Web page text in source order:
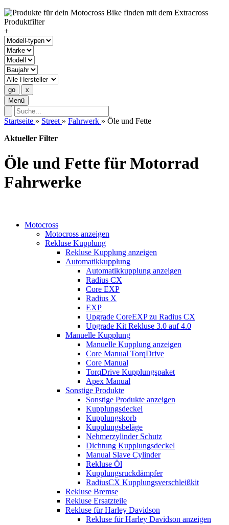
+
Menü
Startseite » Street » Fahrwerk » Öle und Fette
Aktueller Filter
Öle und Fette für Motorrad
Fahrwerke
Motocross
Motocross anzeigen
Rekluse Kupplung
Rekluse Kupplung anzeigen
Automatikkupplung
Automatikkupplung anzeigen
Radius CX
Core EXP
Radius X
EXP
Upgrade CoreEXP zu Radius CX
Upgrade Kit Rekluse 3.0 auf 4.0
Manuelle Kupplung
Manuelle Kupplung anzeigen
Core Manual TorqDrive
Core Manual
TorqDrive Kupplungspaket
Apex Manual
Sonstige Produkte
Sonstige Produkte anzeigen
Kupplungsdeckel
Kupplungskorb
Kupplungsbeläge
Nehmerzylinder Schutz
Dichtung Kupplungsdeckel
Manual Slave Cylinder
Rekluse Öl
Kupplungsruckdämpfer
RadiusCX Kupplungsverschleißkit
Rekluse Bremse
Rekluse Ersatzteile
Rekluse für Harley Davidson
Rekluse für Harley Davidson anzeigen